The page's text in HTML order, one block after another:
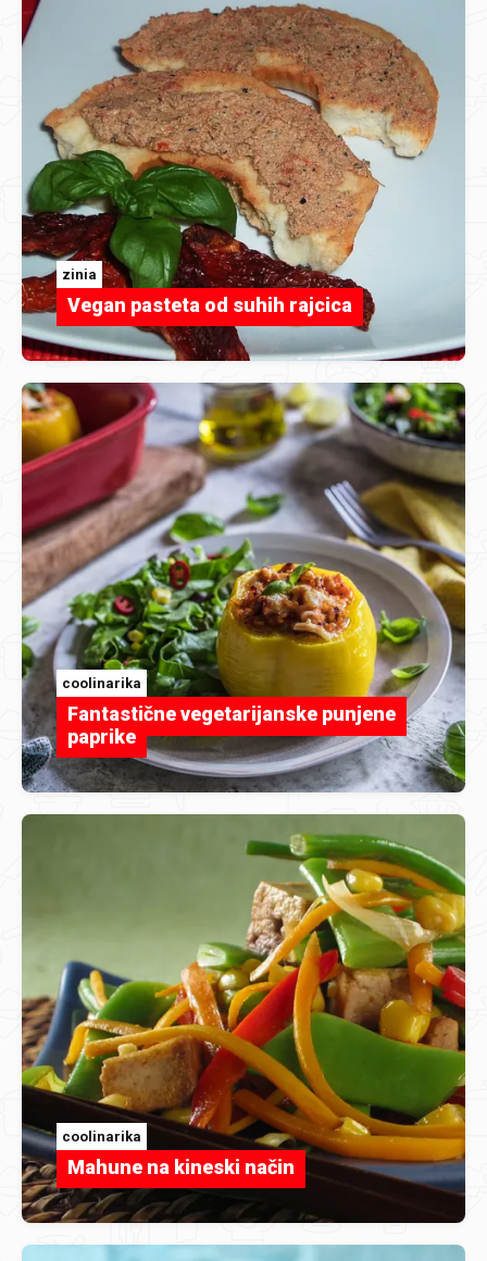
zinia
Vegan pasteta od suhih rajcica
coolinarika
Fantastične vegetarijanske punjene
paprike
coolinarika
Mahune na kineski način